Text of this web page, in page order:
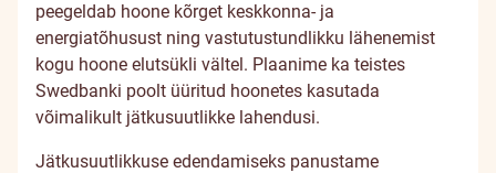
peegeldab hoone kõrget keskkonna- ja
energiatõhusust ning vastutustundlikku lähenemist
kogu hoone elutsükli vältel. Plaanime ka teistes
Swedbanki poolt üüritud hoonetes kasutada
võimalikult jätkusuutlikke lahendusi.
Jätkusuutlikkuse edendamiseks panustame